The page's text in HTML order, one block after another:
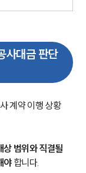
사대금 판단
계약 이행 상황
상 범위와 직결될
야 합니다.